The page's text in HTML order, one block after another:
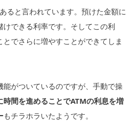
ると言われています。預けた金額に
けできる利率です。そしてこの利
とでさらに増やすことができてしま
がついているのですが、手動で操
時間を進めることでATMの利息を増
もチラホラいたようです。